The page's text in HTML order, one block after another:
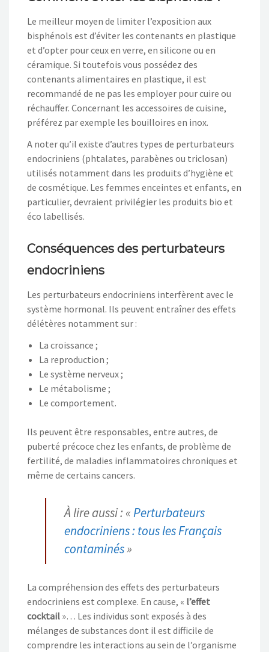
Le meilleur moyen de limiter l’exposition aux
bisphénols est d’éviter les contenants en plastique
et d’opter pour ceux en verre, en silicone ou en
céramique. Si toutefois vous possédez des
contenants alimentaires en plastique, il est
recommandé de ne pas les employer pour cuire ou
réchauffer. Concernant les accessoires de cuisine,
préférez par exemple les bouilloires en inox.
A noter qu’il existe d’autres types de perturbateurs
endocriniens (phtalates, parabènes ou triclosan)
utilisés notamment dans les produits d’hygiène et
de cosmétique. Les femmes enceintes et enfants, en
particulier, devraient privilégier les produits bio et
éco labellisés.
Conséquences des perturbateurs
endocriniens
Les perturbateurs endocriniens interfèrent avec le
système hormonal. Ils peuvent entraîner des effets
délétères notamment sur :
La croissance ;
La reproduction ;
Le système nerveux ;
Le métabolisme ;
Le comportement.
Ils peuvent être responsables, entre autres, de
puberté précoce chez les enfants, de problème de
fertilité, de maladies inflammatoires chroniques et
même de certains cancers.
À lire aussi : «Perturbateurs
endocriniens : tous les Français
contaminés»
La compréhension des effets des perturbateurs
endocriniens est complexe. En cause, « l’effet
cocktail »… Les individus sont exposés à des
mélanges de substances dont il est difficile de
comprendre les interactions au sein de l’organisme